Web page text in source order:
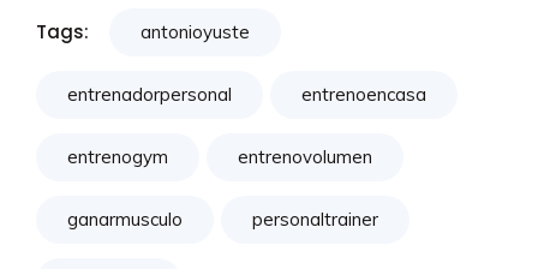
Tags: antonioyuste
entrenadorpersonal entrenoencasa
entrenogym entrenovolumen
ganarmusculo personaltrainer